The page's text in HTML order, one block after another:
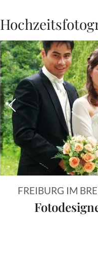
Vorheriges Bild
FREIBURG IM